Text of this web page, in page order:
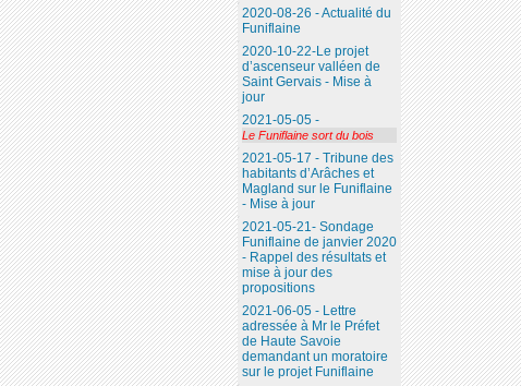
2020-08-26 - Actualité du
Funiflaine
2020-10-22-Le projet
d’ascenseur valléen de
Saint Gervais - Mise à
jour
2021-05-05 -
Le Funiflaine sort du bois
2021-05-17 - Tribune des
habitants d’Arâches et
Magland sur le Funiflaine
- Mise à jour
2021-05-21- Sondage
Funiflaine de janvier 2020
- Rappel des résultats et
mise à jour des
propositions
2021-06-05 - Lettre
adressée à Mr le Préfet
de Haute Savoie
demandant un moratoire
sur le projet Funiflaine